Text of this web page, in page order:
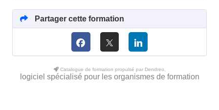
Partager cette formation
Catalogue de formation propulsé par Dendreo,
logiciel spécialisé pour les organismes de formation